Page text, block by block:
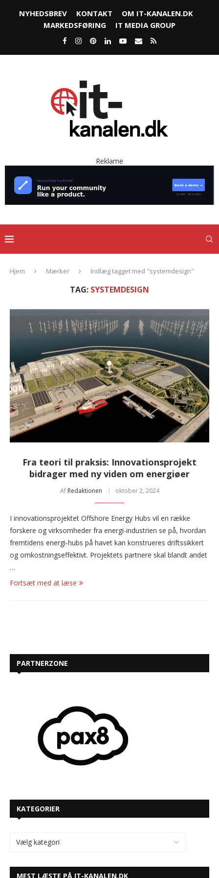
NYHEDSBREV KONTAKT
OM IT-KANALEN.DK
MARKEDSFØRING
IT MEDIA GROUP
Reklame
Hjem Mærker Indlæg tagget med "systemdesign"
TAG: SYSTEMDESIGN
Fra teori til praksis: Innovationsprojekt
bidrager med ny viden om energiøer
Af Redaktionen oktober 2, 2024
I innovationsprojektet Offshore Energy Hubs vil en række
forskere og virksomheder fra energi-industrien se på, hvordan
fremtidens energi-hubs på havet kan konstrueres driftssikkert
og omkostningseffektivt. Projektets partnere skal blandt andet
…
Fortsæt med at læse
PARTNERZONE
KATEGORIER
MEST LÆSTE PÅ IT-KANALEN.DK